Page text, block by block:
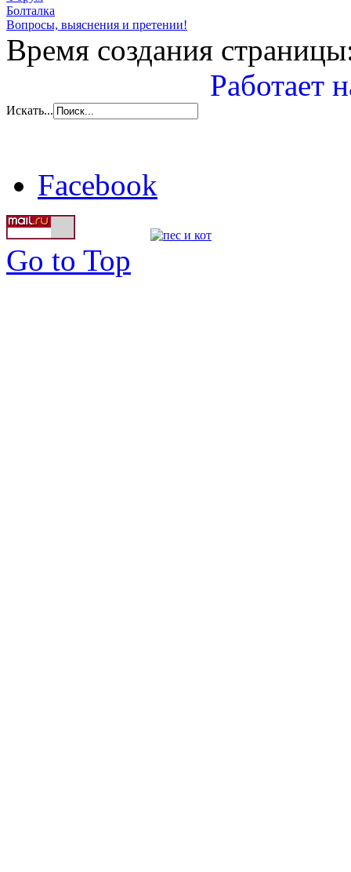
Болталка
Вопросы, выяснения и претении!
Время создания
Работает
Искать...
Facebook
Go to Top